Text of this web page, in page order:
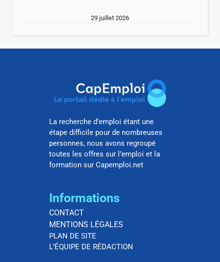
29 juillet 2026
La recherche d’emploi étant une
étape difficile pour de nombreuses
personnes, nous avons regroupé
toutes les offres sur l’emploi et la
formation sur Capemploi.net
Informations
CONTACT
MENTIONS LÉGALES
PLAN DE SITE
L’ÉQUIPE DE RÉDACTION